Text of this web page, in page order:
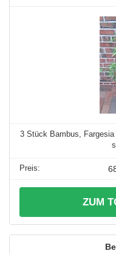
3 Stück Bambus,
ZUM